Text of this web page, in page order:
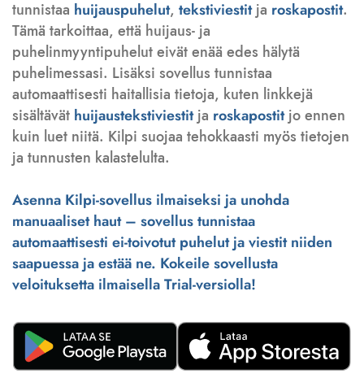
tunnistaa huijauspuhelut, tekstiviestitja roskapostit.
Tämä tarkoittaa, että huijaus- ja
puhelinmyyntipuhelut eivät enää edes hälytä
puhelimessasi. Lisäksi sovellus tunnistaa
automaattisesti haitallisia tietoja, kuten linkkejä
sisältävät huijaustekstiviestitja roskapostitjo ennen
kuin luet niitä. Kilpi suojaa tehokkaasti myös tietojen
ja tunnusten kalastelulta.
Asenna Kilpi-sovellus ilmaiseksi ja unohda
manuaaliset haut – sovellus tunnistaa
automaattisesti ei-toivotut puhelut ja viestit niiden
saapuessa ja estää ne. Kokeile sovellusta
veloituksetta ilmaisella Trial-versiolla!